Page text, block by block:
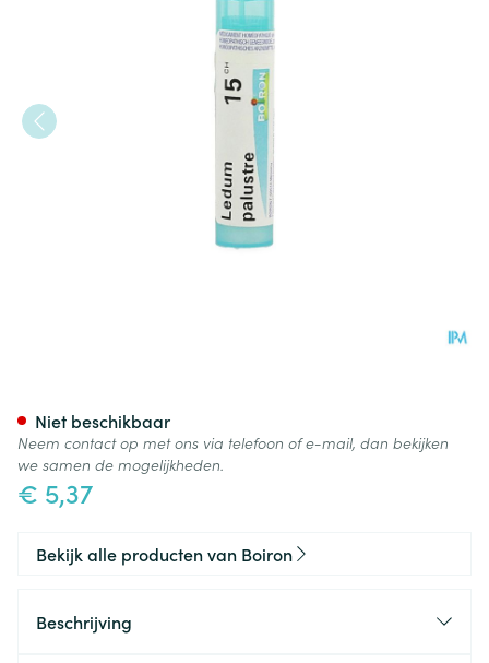
€ 5,37
Niet beschikbaar
Neem contact op met ons via telefoon of e-mail, dan bekijken
we samen de mogelijkheden.
Bekijk alle producten van Boiron
Beschrijving